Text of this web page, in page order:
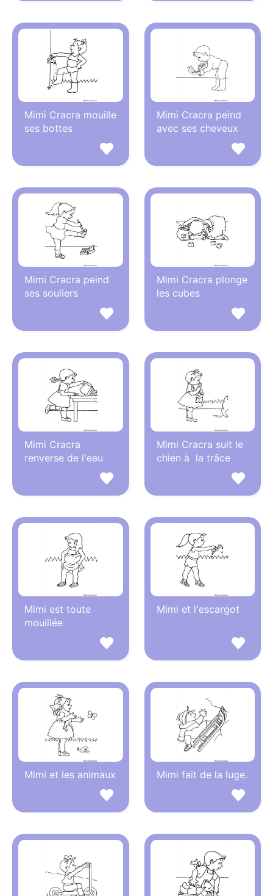
Mimi Cracra mouille
ses bottes
Mimi Cracra peind
avec ses cheveux
Mimi Cracra peind
ses souliers
Mimi Cracra plonge
les cubes
Mimi Cracra
renverse de l'eau
Mimi Cracra suit le
chien à la trâce
Mimi est toute
mouillée
Mimi et l'escargot
Mimi et les animaux Mimi fait de la luge.